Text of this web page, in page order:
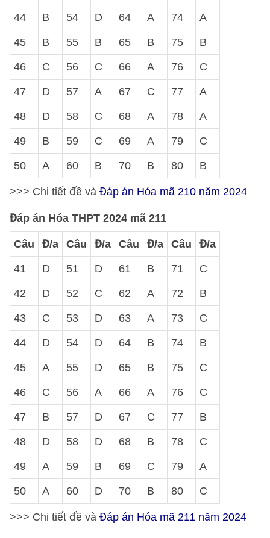
44 B 54 D 64 A 74 A
45 B 55 B 65 B 75 B
46 C 56 C 66 A 76 C
47 D 57 A 67 C 77 A
48 D 58 C 68 A 78 A
49 B 59 C 69 A 79 C
50 A 60 B 70 B 80 B
>>> Chi tiết đề và Đáp án Hóa mã 210 năm 2024
Đáp án Hóa THPT 2024 mã 211
Câu Đ/a Câu Đ/a Câu Đ/a Câu Đ/a
41 D 51 D 61 B 71 C
42 D 52 C 62 A 72 B
43 C 53 D 63 A 73 C
44 D 54 D 64 B 74 B
45 A 55 D 65 B 75 C
46 C 56 A 66 A 76 C
47 B 57 D 67 C 77 B
48 D 58 D 68 B 78 C
49 A 59 B 69 C 79 A
50 A 60 D 70 B 80 C
>>> Chi tiết đề và Đáp án Hóa mã 211 năm 2024